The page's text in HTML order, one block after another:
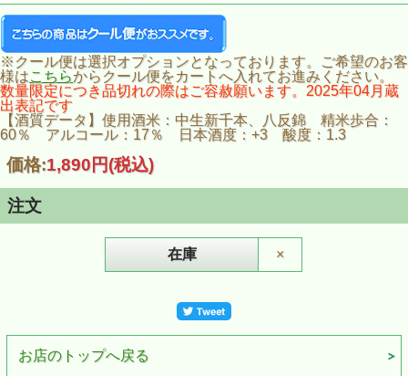
※クール便は選択オプションとなっております。ご希望のお客
様はこちらからクール便をカートへ入れてお進みください。
数量限定につき品切れの際はご容赦願います。2025年04月蔵
出表記です
【酒質データ】使用酒米：中生新千本、八反錦 精米歩合：
60％ アルコール：17％ 日本酒度：+3 酸度：1.3
価格:1,890円(税込)
注文
在庫 ×
お店のトップへ戻る